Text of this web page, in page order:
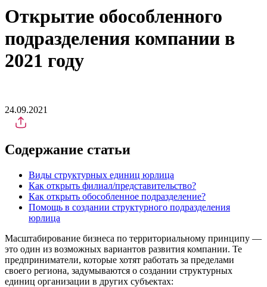
Открытие обособленного
подразделения компании в
2021 году
24.09.2021
Содержание статьи
Виды структурных единиц юрлица
Как открыть филиал/представительство?
Как открыть обособленное подразделение?
Помощь в создании структурного подразделения
юрлица
Масштабирование бизнеса по территориальному принципу —
это один из возможных вариантов развития компании. Те
предприниматели, которые хотят работать за пределами
своего региона, задумываются о создании структурных
единиц организации в других субъектах: